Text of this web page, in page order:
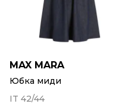
MAX MARA
Юбка миди
IT 42/44